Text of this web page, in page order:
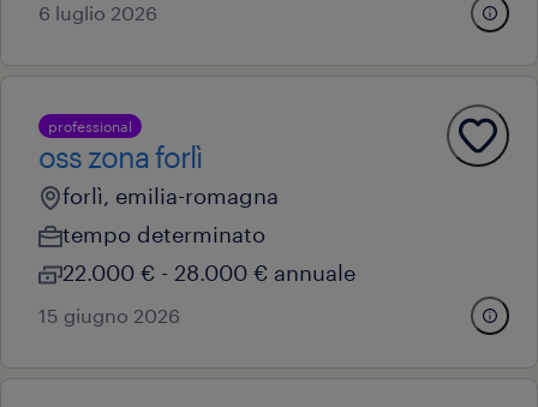
6 luglio 2026
professional
oss zona forlì
forlì, emilia-romagna
tempo determinato
22.000 € - 28.000 € annuale
15 giugno 2026